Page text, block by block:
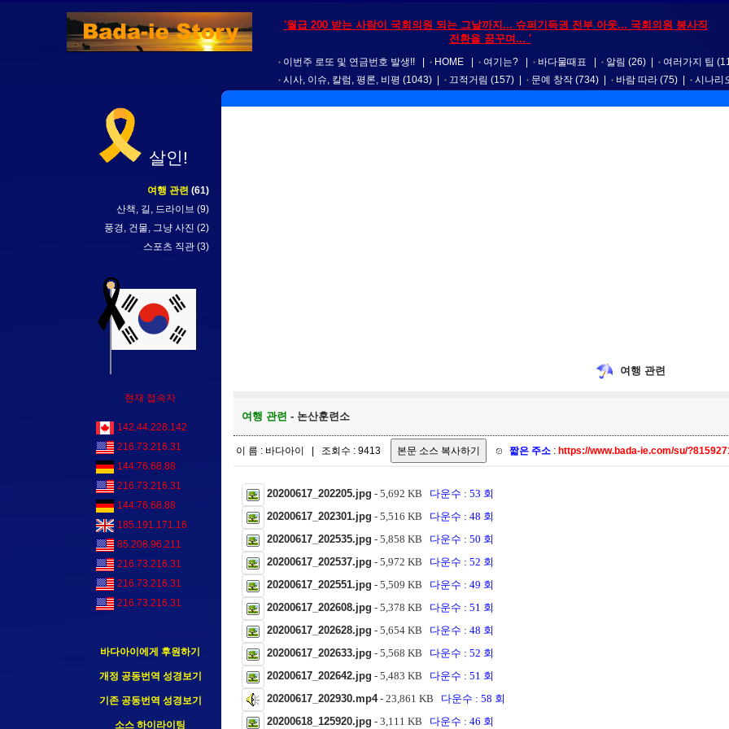
'월급 200 받는 사람이 국회의원 되는 그날까지... 슈퍼기득권 전부 아웃... 국회의원 봉사직
전환을 꿈꾸며... '
이번주 로또 및 연금번호 발생!! HOME 여기는? 바다물때표 알림 (26) 여러가지 팁
시사, 이슈, 칼럼, 평론, 비평 (1043) 끄적거림 (157) 문예 창작 (734) 바람 따라 (75) 시나리
살인!
여행 관련 (61)
산책, 길, 드라이브 (9)
풍경, 건물, 그냥 사진 (2)
스포츠 직관 (3)
현재 접속자
142.44.228.142
216.73.216.31
144.76.68.88
216.73.216.31
144.76.68.88
185.191.171.16
85.208.96.211
216.73.216.31
216.73.216.31
216.73.216.31
바다아이에게 후원하기
개정 공동번역 성경보기
기존 공동번역 성경보기
소스 하이라이팅
여행 관련
여행 관련 - 논산훈련소
이 름 : 바다아이 | 조회수 : 9413 짧은 주소 : https://www.bada-ie.com/su/
20200617_202205.jpg - 5,692 KB 다운수 : 53 회
20200617_202301.jpg - 5,516 KB 다운수 : 48 회
20200617_202535.jpg - 5,858 KB 다운수 : 50 회
20200617_202537.jpg - 5,972 KB 다운수 : 52 회
20200617_202551.jpg - 5,509 KB 다운수 : 49 회
20200617_202608.jpg - 5,378 KB 다운수 : 51 회
20200617_202628.jpg - 5,654 KB 다운수 : 48 회
20200617_202633.jpg - 5,568 KB 다운수 : 52 회
20200617_202642.jpg - 5,483 KB 다운수 : 51 회
20200617_202930.mp4- 23,861 KB 다운수 : 58 회
20200618_125920.jpg - 3,111 KB 다운수 : 46 회